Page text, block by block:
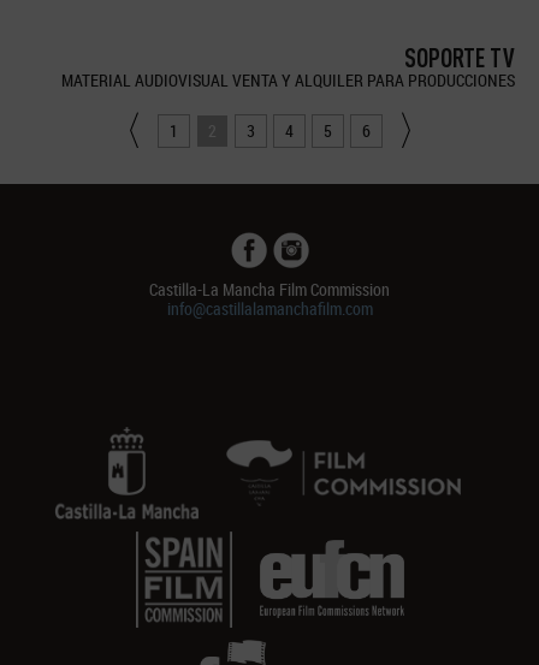
SOPORTE TV
MATERIAL AUDIOVISUAL VENTA Y ALQUILER PARA PRODUCCIONES
1 2 3 4 5 6
Castilla-La Mancha Film Commission
info@castillalamanchafilm.com